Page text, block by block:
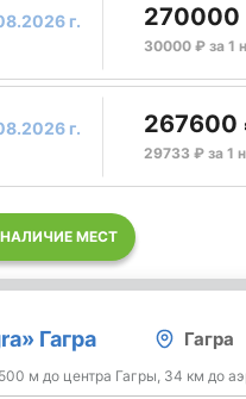
г. 270000
30000 ₽ за 1
г. 267600
29733 ₽ за 1
МЕСТ
Гагра Гагра
м до центра Гагры, 34 км до